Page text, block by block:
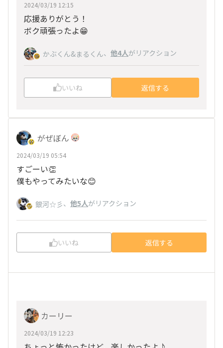
2024/03/19 12:15
応援ありがとう！
ボク頑張ったよ😁
かぶくん&まるくん、 他4人がリアクション
いいね 返信する
がぜぼん
2024/03/19 05:54
すごーい👏
僕もやってみたいな😊
銀河☆彡、 他5人がリアクション
いいね 返信する
カーリー
2024/03/19 12:23